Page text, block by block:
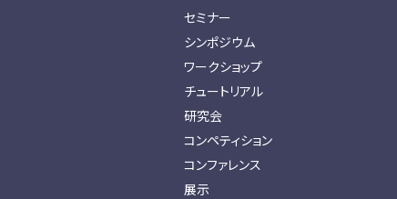
セミナー
シンポジウム
ワークショップ
チュートリアル
研究会
コンペティション
コンファレンス
展示